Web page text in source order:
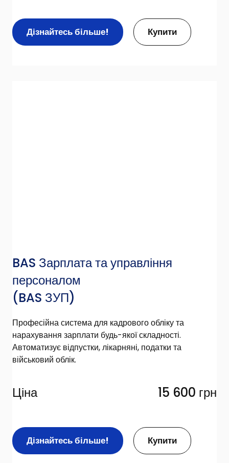
Дізнайтесь більше! Купити
BAS Зарплата та управління
персоналом
(BAS ЗУП)
Професійна система для кадрового обліку та
нарахування зарплати будь-якої складності.
Автоматизує відпустки, лікарняні, податки та
військовий облік.
Ціна 15 600 грн
Дізнайтесь більше! Купити